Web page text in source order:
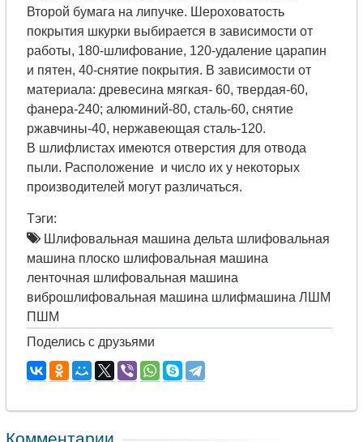
Второй бумага на липучке. Шероховатость
покрытия шкурки выбирается в зависимости от
работы, 180-шлифование, 120-удаление царапин
и пятен, 40-снятие покрытия. В зависимости от
материала: древесина мягкая- 60, твердая-60,
фанера-240; алюминий-80, сталь-60, снятие
ржавчины-40, нержавеющая сталь-120.
В шлифлистах имеются отверстия для отвода
пыли. Расположение и число их у некоторых
производителей могут различаться.
Тэги:
Шлифовальная машина дельта шлифовальная
машина плоско шлифовальная машина
ленточная шлифовальная машина
виброшлифовальная машина шлифмашина ЛШМ
ПШМ
Поделись с друзьями